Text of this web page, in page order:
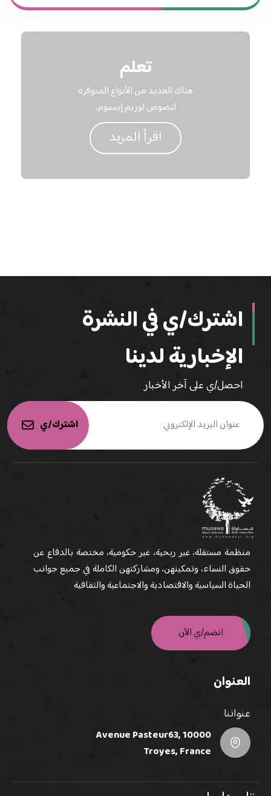
تعلم
هناك العديد من الأنواع المتوفرة
لنصوص لوريم إيبسوم،
اقرأ المزيد
اشترك/ي
اشترك/ي في النشرة
الإخبارية لدينا
احصل/ي على آخر الأخبار
العنوان
عنواننا
Avenue Pasteur63, 10000
Troyes, France
منظمة مستقلة، غير ربحية، غير حكومية، مختصة بالدفاع عن
حقوق النساء، وتمكينهن، ومشاركتهن الكاملة في جميع جوانب
الحياة السياسية والاقتصادية والاجتماعية والثقافية
انضم/ي الآن